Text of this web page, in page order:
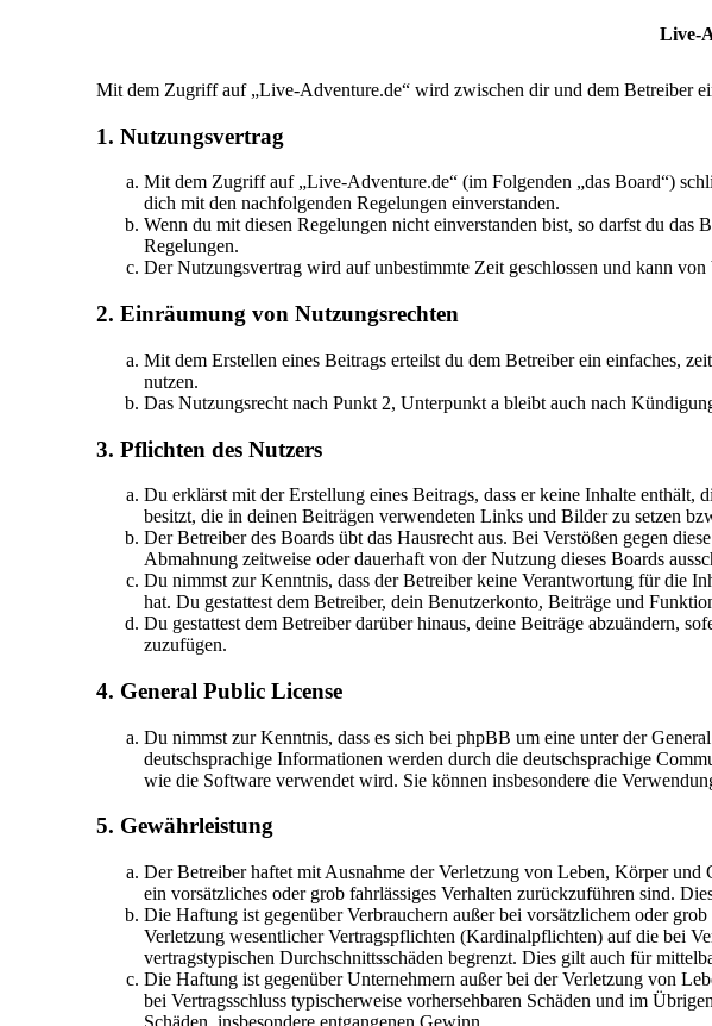
Live-
Mit dem Zugriff auf „Live-Adventure.de“ wird zwischen dir und dem Betreiber
1. Nutzungsvertrag
Mit dem Zugriff auf „Live-Adventure.de“ (im Folgenden „das Board“)
dich mit den nachfolgenden Regelungen einverstanden.
Wenn du mit diesen Regelungen nicht einverstanden bist, so darfst du
Regelungen.
Der Nutzungsvertrag wird auf unbestimmte Zeit geschlossen und kann
2. Einräumung von Nutzungsrechten
Mit dem Erstellen eines Beitrags erteilst du dem Betreiber ein einfaches,
nutzen.
Das Nutzungsrecht nach Punkt 2, Unterpunkt a bleibt auch nach
3. Pflichten des Nutzers
Du erklärst mit der Erstellung eines Beitrags, dass er keine Inhalte enthält,
besitzt, die in deinen Beiträgen verwendeten Links und Bilder zu setzen
Der Betreiber des Boards übt das Hausrecht aus. Bei Verstößen gegen
Abmahnung zeitweise oder dauerhaft von der Nutzung dieses Boards
Du nimmst zur Kenntnis, dass der Betreiber keine Verantwortung für die
hat. Du gestattest dem Betreiber, dein Benutzerkonto, Beiträge und
Du gestattest dem Betreiber darüber hinaus, deine Beiträge abzuändern,
zuzufügen.
4. General Public License
Du nimmst zur Kenntnis, dass es sich bei phpBB um eine unter der
deutschsprachige Informationen werden durch die deutschsprachige
wie die Software verwendet wird. Sie können insbesondere die
5. Gewährleistung
Der Betreiber haftet mit Ausnahme der Verletzung von Leben, Körper
ein vorsätzliches oder grob fahrlässiges Verhalten zurückzuführen sind.
Die Haftung ist gegenüber Verbrauchern außer bei vorsätzlichem oder
Verletzung wesentlicher Vertragspflichten (Kardinalpflichten) auf die bei
vertragstypischen Durchschnittsschäden begrenzt. Dies gilt auch für
Die Haftung ist gegenüber Unternehmern außer bei der Verletzung von
bei Vertragsschluss typischerweise vorhersehbaren Schäden und im